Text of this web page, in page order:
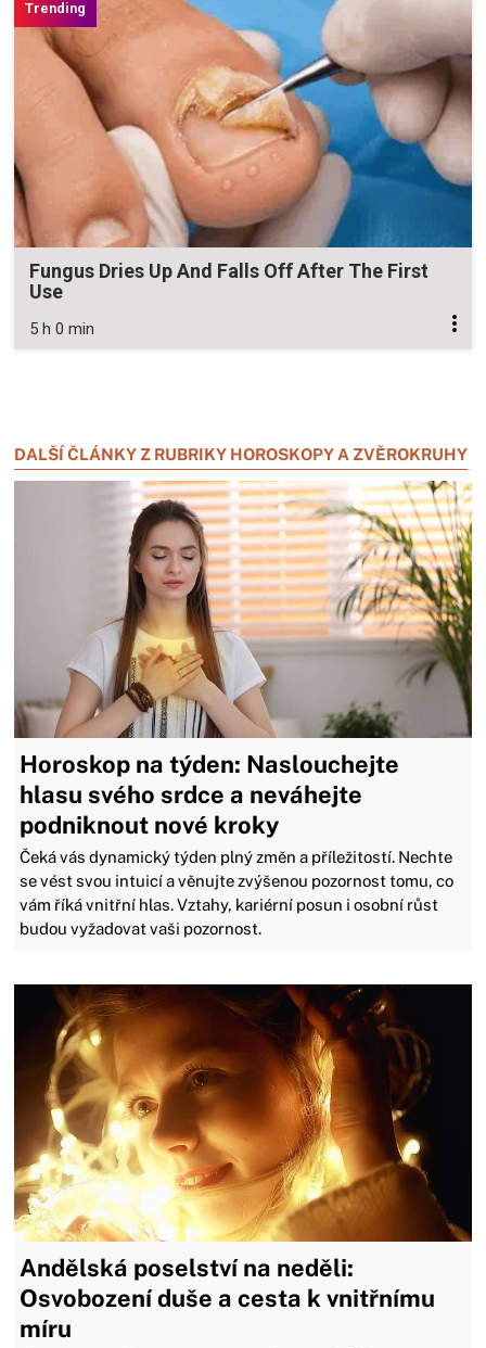
Fungus Dries Up And Falls Off After The First
Use
5 h 0 min
DALŠÍ ČLÁNKY Z RUBRIKY HOROSKOPY A ZVĚROKRUHY
Horoskop na týden: Naslouchejte
hlasu svého srdce a neváhejte
podniknout nové kroky
Čeká vás dynamický týden plný změn a příležitostí. Nechte
se vést svou intuicí a věnujte zvýšenou pozornost tomu, co
vám říká vnitřní hlas. Vztahy, kariérní posun i osobní růst
budou vyžadovat vaši pozornost.
Andělská poselství na neděli:
Osvobození duše a cesta k vnitřnímu
míru